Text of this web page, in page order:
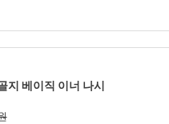
지 베이직 이너 나시